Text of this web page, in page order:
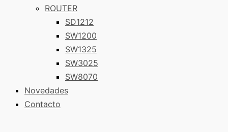
ROUTER
SD1212
SW1200
SW1325
SW3025
SW8070
Novedades
Contacto